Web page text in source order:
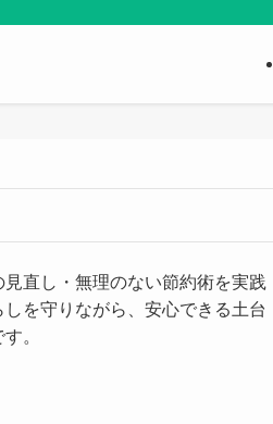
直し・無理のない節約術を実践
を守りながら、安心できる土台
。